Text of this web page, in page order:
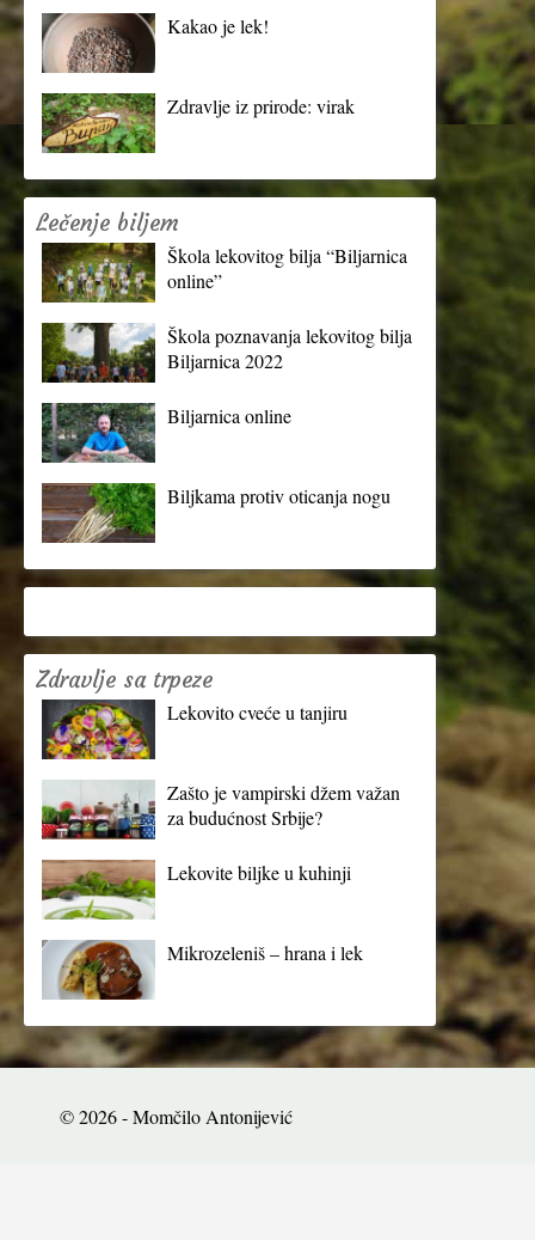
Kakao je lek!
Zdravlje iz prirode: virak
Lečenje biljem
Škola lekovitog bilja “Biljarnica
online”
Škola poznavanja lekovitog bilja
Biljarnica 2022
Biljarnica online
Biljkama protiv oticanja nogu
Zdravlje sa trpeze
Lekovito cveće u tanjiru
Zašto je vampirski džem važan
za budućnost Srbije?
Lekovite biljke u kuhinji
Mikrozeleniš – hrana i lek
© 2026 - Momčilo Antonijević